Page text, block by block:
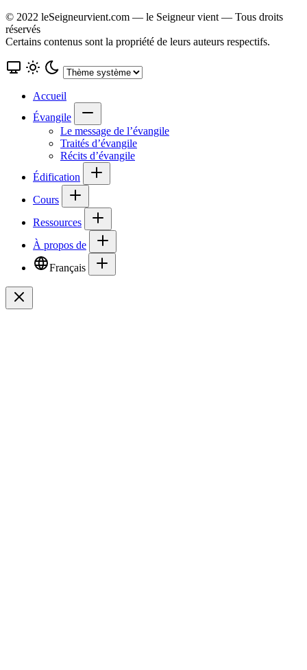
© 2022 leSeigneurvient.com — le Seigneur vient — Tous droits
réservés
Certains contenus sont la propriété de leurs auteurs respectifs.
Accueil
Évangile
Le message de l’évangile
Traités d’évangile
Récits d’évangile
Édification
Cours
Ressources
À propos de
Français